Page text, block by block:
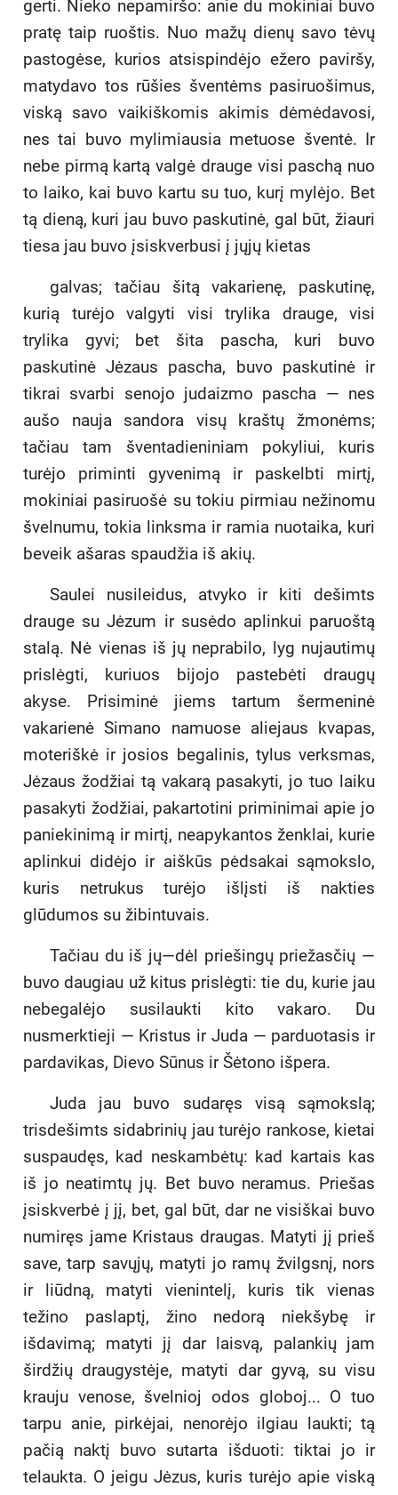
gerti. Nieko nepamiršo: anie du mokiniai buvo
pratę taip ruoštis. Nuo mažų dienų savo tėvų
pastogėse, kurios atsispindėjo ežero paviršy,
matydavo tos rūšies šventėms pasiruošimus,
viską savo vaikiškomis akimis dėmėdavosi,
nes tai buvo mylimiausia metuose šventė. Ir
nebe pirmą kartą valgė drauge visi paschą nuo
to laiko, kai buvo kartu su tuo, kurį mylėjo. Bet
tą dieną, kuri jau buvo paskutinė, gal būt, žiauri
tiesa jau buvo įsiskverbusi į jųjų kietas
galvas; tačiau šitą vakarienę, paskutinę,
kurią turėjo valgyti visi trylika drauge, visi
trylika gyvi; bet šita pascha, kuri buvo
paskutinė Jėzaus pascha, buvo paskutinė ir
tikrai svarbi senojo judaizmo pascha — nes
aušo nauja sandora visų kraštų žmonėms;
tačiau tam šventadieniniam pokyliui, kuris
turėjo priminti gyvenimą ir paskelbti mirtį,
mokiniai pasiruošė su tokiu pirmiau nežinomu
švelnumu, tokia linksma ir ramia nuotaika, kuri
beveik ašaras spaudžia iš akių.
Saulei nusileidus, atvyko ir kiti dešimts
drauge su Jėzum ir susėdo aplinkui paruoštą
stalą. Nė vienas iš jų neprabilo, lyg nujautimų
prislėgti, kuriuos bijojo pastebėti draugų
akyse. Prisiminė jiems tartum šermeninė
vakarienė Simano namuose aliejaus kvapas,
moteriškė ir josios begalinis, tylus verksmas,
Jėzaus žodžiai tą vakarą pasakyti, jo tuo laiku
pasakyti žodžiai, pakartotini priminimai apie jo
paniekinimą ir mirtį, neapykantos ženklai, kurie
aplinkui didėjo ir aiškūs pėdsakai sąmokslo,
kuris netrukus turėjo išlįsti iš nakties
glūdumos su žibintuvais.
Tačiau du iš jų—dėl priešingų priežasčių —
buvo daugiau už kitus prislėgti: tie du, kurie jau
nebegalėjo susilaukti kito vakaro. Du
nusmerktieji — Kristus ir Juda — parduotasis ir
pardavikas, Dievo Sūnus ir Šėtono išpera.
Juda jau buvo sudaręs visą sąmokslą;
trisdešimts sidabrinių jau turėjo rankose, kietai
suspaudęs, kad neskambėtų: kad kartais kas
iš jo neatimtų jų. Bet buvo neramus. Priešas
įsiskverbė į jį, bet, gal būt, dar ne visiškai buvo
numiręs jame Kristaus draugas. Matyti jį prieš
save, tarp savųjų, matyti jo ramų žvilgsnį, nors
ir liūdną, matyti vienintelį, kuris tik vienas
težino paslaptį, žino nedorą niekšybę ir
išdavimą; matyti jį dar laisvą, palankių jam
širdžių draugystėje, matyti dar gyvą, su visu
krauju venose, švelnioj odos globoj... O tuo
tarpu anie, pirkėjai, nenorėjo ilgiau laukti; tą
pačią naktį buvo sutarta išduoti: tiktai jo ir
telaukta. O jeigu Jėzus, kuris turėjo apie viską